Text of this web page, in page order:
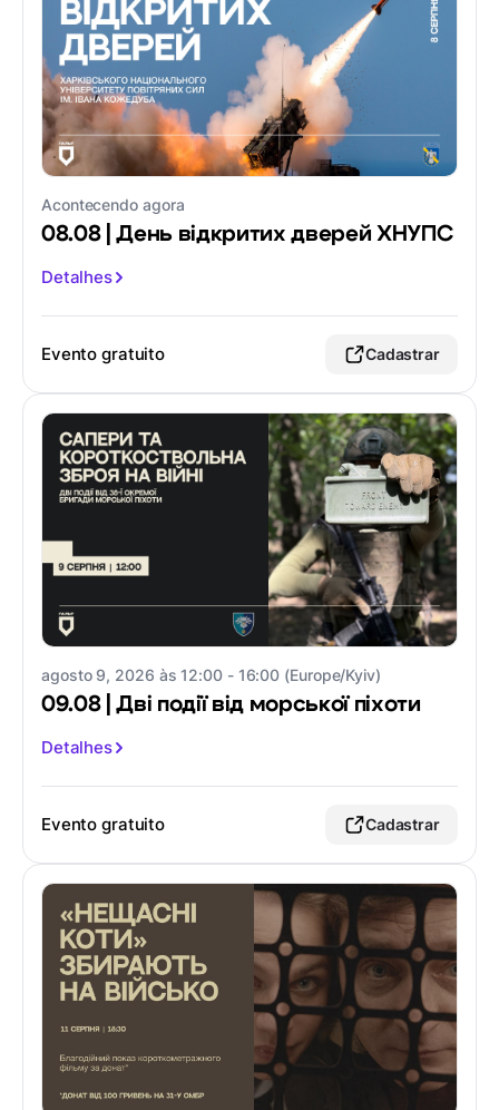
Acontecendo agora
08.08 | День відкритих дверей ХНУПС
Detalhes
Evento gratuito Cadastrar
agosto 9, 2026 às 12:00 - 16:00 (Europe/Kyiv)
09.08 | Дві події від морської піхоти
Detalhes
Evento gratuito Cadastrar